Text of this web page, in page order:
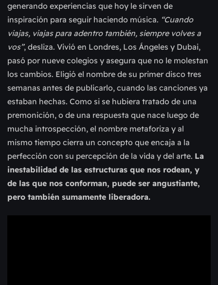
generando experiencias que hoy le sirven de
inspiración para seguir haciendo música. “Cuando
viajas, viajas para adentro también, siempre volves a
vos”, desliza. Vivió en Londres, Los Ángeles y Dubai,
pasó por nueve colegios y asegura que no le molestan
los cambios. Eligió el nombre de su primer disco tres
semanas antes de publicarlo, cuando las canciones ya
estaban hechas. Como si se hubiera tratado de una
premonición, o de una respuesta que nace luego de
mucha introspección, el nombre metaforiza y al
mismo tiempo cierra un concepto que encaja a la
perfección con su percepción de la vida y del arte. La
inestabilidad de las estructuras que nos rodean, y
de las que nos conforman, puede ser angustiante,
pero también sumamente liberadora.